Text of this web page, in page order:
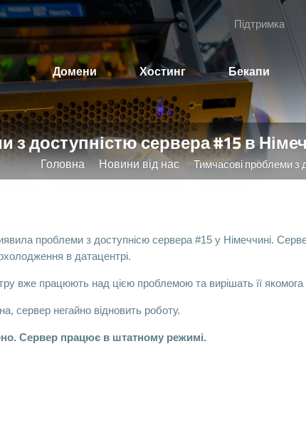
Підтримка
Домени Хостинг Бекапи
доступністю сервера #15 в
Головна Новини від нас Тимчасові проблеми з
проблеми з доступнісю сервера #15 у Німеччині.
в датацентрі.
вже працюють над цією проблемою та вирішать її
сервер негайно відновить роботу.
Сервер працює в штатному режимі.